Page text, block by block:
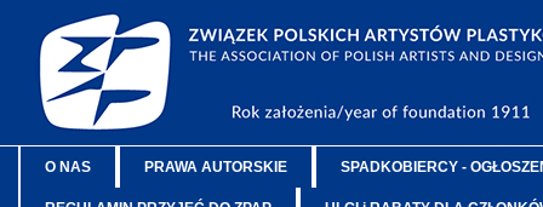
O NAS PRAWA AUTORSKIE SPADKOBIERCY -